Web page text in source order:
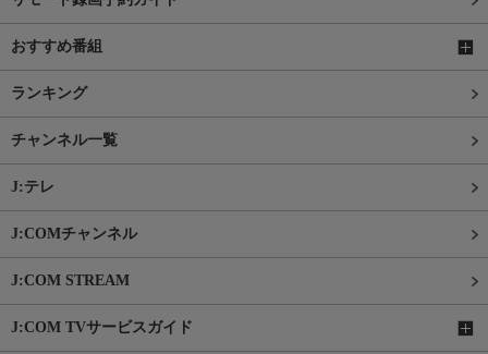
おすすめ番組
ランキング
チャンネル一覧
J:テレ
J:COMチャンネル
J:COM STREAM
J:COM TVサービスガイド